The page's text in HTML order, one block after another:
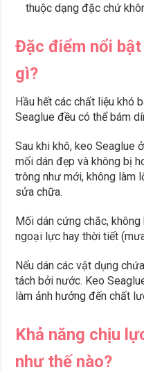
thuộc dạng đặc chứ
Đặc điểm nổi
gì?
Hầu hết các chất liệu khó
Seaglue đều có thể bám
Sau khi khô, keo Seaglue
mối dán đẹp và không bị
trông như mới, không làm
sửa chữa.
Mối dán cứng chắc,
ngoại lực hay thời tiết
Nếu dán các vật dụng
tách bởi nước. Keo
làm ảnh hưởng đến chất
Khả năng chịu
như thế nào?